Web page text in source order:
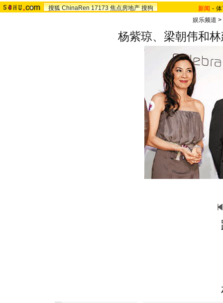
搜狐 ChinaRen 17173 焦点房地产 搜狗 新闻 -
娱乐频道 >
杨紫琼、梁朝伟和